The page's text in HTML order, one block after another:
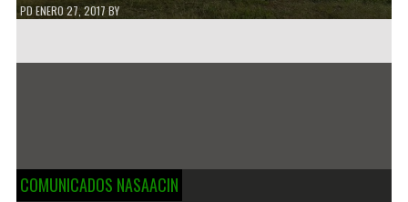
PDENERO 27, 2017 BY
COMUNICADOS NASAACIN